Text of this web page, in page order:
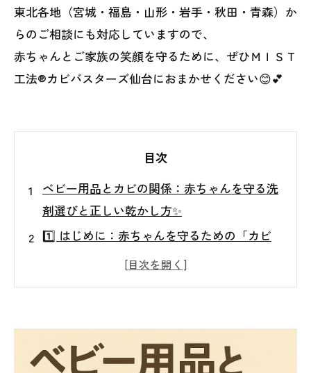
東北各地（宮城・福島・山形・岩手・秋田・青森）か
らのご相談にも対応していますので、
赤ちゃんとご家族の笑顔を守るために、ぜひＭＩＳＴ
工法®カビバスターズ仙台におまかせください😊💕
目次
ベビー用品とカビの関係：赤ちゃんを守る洗
剤選びと正しい乾かし方✨
1️⃣ はじめに：赤ちゃんを守るための「カビ
対策」の重要性👶✨
2️⃣ ベビー用品にカビが生える原因とは？🦠
4️⃣ 効果的な乾かし方のポイント☀️
5️⃣ 室内の空気質とカビの関係🌬️